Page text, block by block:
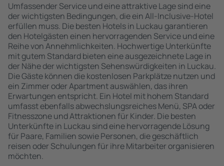
Umfassender Service und eine attraktive Lage sind eine
der wichtigsten Bedingungen, die ein All-Inclusive-Hotel
erfüllen muss. Die besten Hotels in Luckau garantieren
den Hotelgästen einen hervorragenden Service und eine
Reihe von Annehmlichkeiten. Hochwertige Unterkünfte
mit gutem Standard bieten eine ausgezeichnete Lage in
der Nähe der wichtigsten Sehenswürdigkeiten in Luckau.
Die Gäste können die kostenlosen Parkplätze nutzen und
ein Zimmer oder Apartment auswählen, das ihren
Erwartungen entspricht. Ein Hotel mit hohem Standard
umfasst ebenfalls abwechslungsreiches Menü, SPA oder
Fitnesszone und Attraktionen für Kinder. Die besten
Unterkünfte in Luckau sind eine hervorragende Lösung
für Paare, Familien sowie Personen, die geschäftlich
reisen oder Schulungen für ihre Mitarbeiter organisieren
möchten.